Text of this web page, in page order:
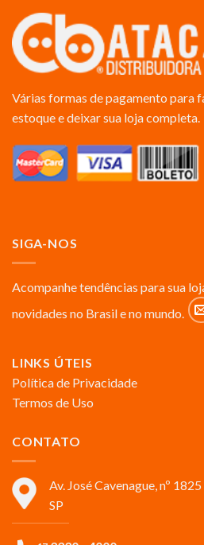
Várias formas de pagamento para
estoque e deixar sua loja completa.
SIGA-NOS
Acompanhe tendências para sua
novidades no Brasil e no mundo.
LINKS ÚTEIS
Política de Privacidade
Termos de Uso
CONTATO
Av. José Cavenague, nº
SP